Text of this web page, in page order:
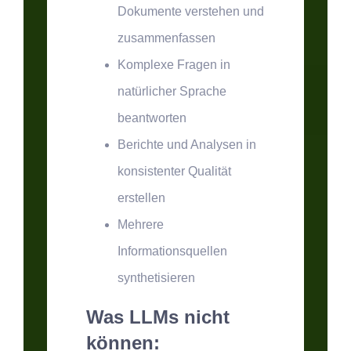
Dokumente verstehen und
zusammenfassen
Komplexe Fragen in
natürlicher Sprache
beantworten
Berichte und Analysen in
konsistenter Qualität
erstellen
Mehrere
Informationsquellen
synthetisieren
Was LLMs nicht
können: